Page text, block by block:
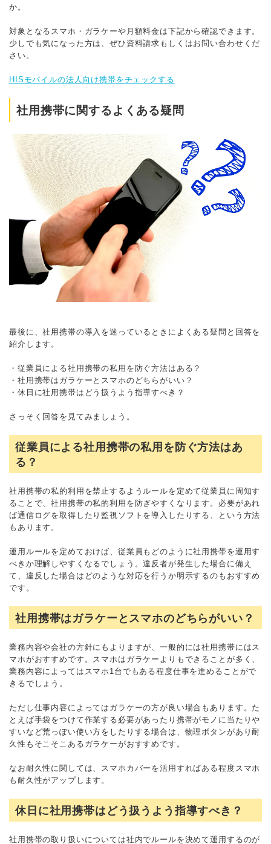
か。
対象となるスマホ・ガラケーや月額料金は下記から確認できます。
少しでも気になった方は、ぜひ資料請求もしくはお問い合わせくだ
さい。
HISモバイルの法人向け携帯をチェックする
社用携帯に関するよくある疑問
最後に、社用携帯の導入を迷っているときによくある疑問と回答を
紹介します。
・従業員による社用携帯の私用を防ぐ方法はある？
・社用携帯はガラケーとスマホのどちらがいい？
・休日に社用携帯はどう扱うよう指導すべき？
さっそく回答を見てみましょう。
従業員による社用携帯の私用を防ぐ方法はあ
る？
社用携帯の私的利用を禁止するようルールを定めて従業員に周知す
ることで、社用携帯の私的利用を防ぎやすくなります。必要があれ
ば通信ログを取得したり監視ソフトを導入したりする、という方法
もあります。
運用ルールを定めておけば、従業員もどのように社用携帯を運用す
べきか理解しやすくなるでしょう。違反者が発生した場合に備え
て、違反した場合はどのような対応を行うか明示するのもおすすめ
です。
社用携帯はガラケーとスマホのどちらがいい？
業務内容や会社の方針にもよりますが、一般的には社用携帯にはス
マホがおすすめです。スマホはガラケーよりもできることが多く、
業務内容によってはスマホ1台でもある程度仕事を進めることがで
きるでしょう。
ただし仕事内容によってはガラケーの方が良い場合もあります。た
とえば手袋をつけて作業する必要があったり携帯がモノに当たりや
すいなど荒っぽい使い方をしたりする場合は、物理ボタンがあり耐
久性もそこそこあるガラケーがおすすめです。
なお耐久性に関しては、スマホカバーを活用すればある程度スマホ
も耐久性がアップします。
休日に社用携帯はどう扱うよう指導すべき？
社用携帯の取り扱いについては社内でルールを決めて運用するのが